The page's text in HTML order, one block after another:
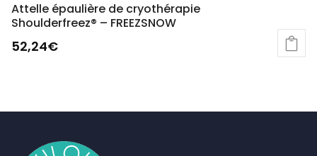
Attelle épaulière de cryothérapie
Shoulderfreez® – FREEZSNOW
52,24€